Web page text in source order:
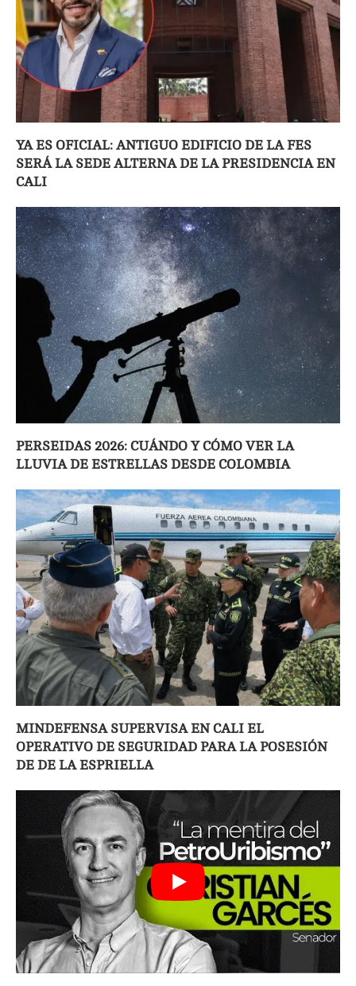
YA ES OFICIAL: ANTIGUO EDIFICIO DE LA FES
SERÁ LA SEDE ALTERNA DE LA PRESIDENCIA EN
CALI
PERSEIDAS 2026: CUÁNDO Y CÓMO VER LA
LLUVIA DE ESTRELLAS DESDE COLOMBIA
MINDEFENSA SUPERVISA EN CALI EL
OPERATIVO DE SEGURIDAD PARA LA POSESIÓN
DE DE LA ESPRIELLA